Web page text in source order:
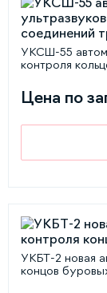
УКСШ-55
контроля
Цена по
УКБТ-2 новая
концов